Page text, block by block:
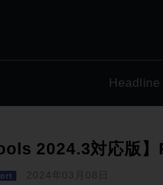
Headline
2024.3対応版
2024年03月08日